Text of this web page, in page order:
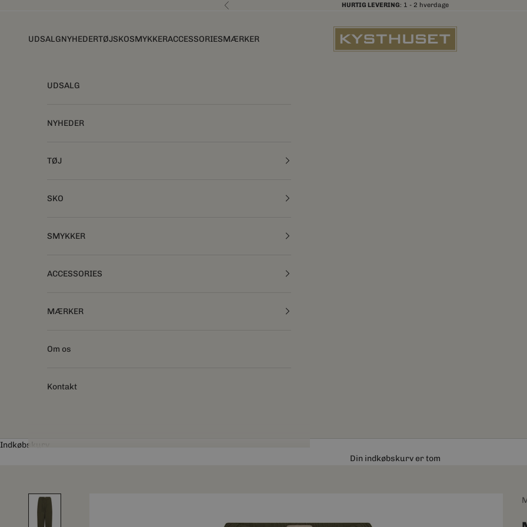
Forrige HURTIG LEVERING: 1 - 2 hverdage
Kysthuset
UDSALGNYHEDERTØJSKOSMYKKERACCESSORIESMÆRKER
UDSALG
NYHEDER
TØJ
SKO
SMYKKER
ACCESSORIES
MÆRKER
Om os
Kontakt
Indkøbskurv
Din indkøbskurv er tom